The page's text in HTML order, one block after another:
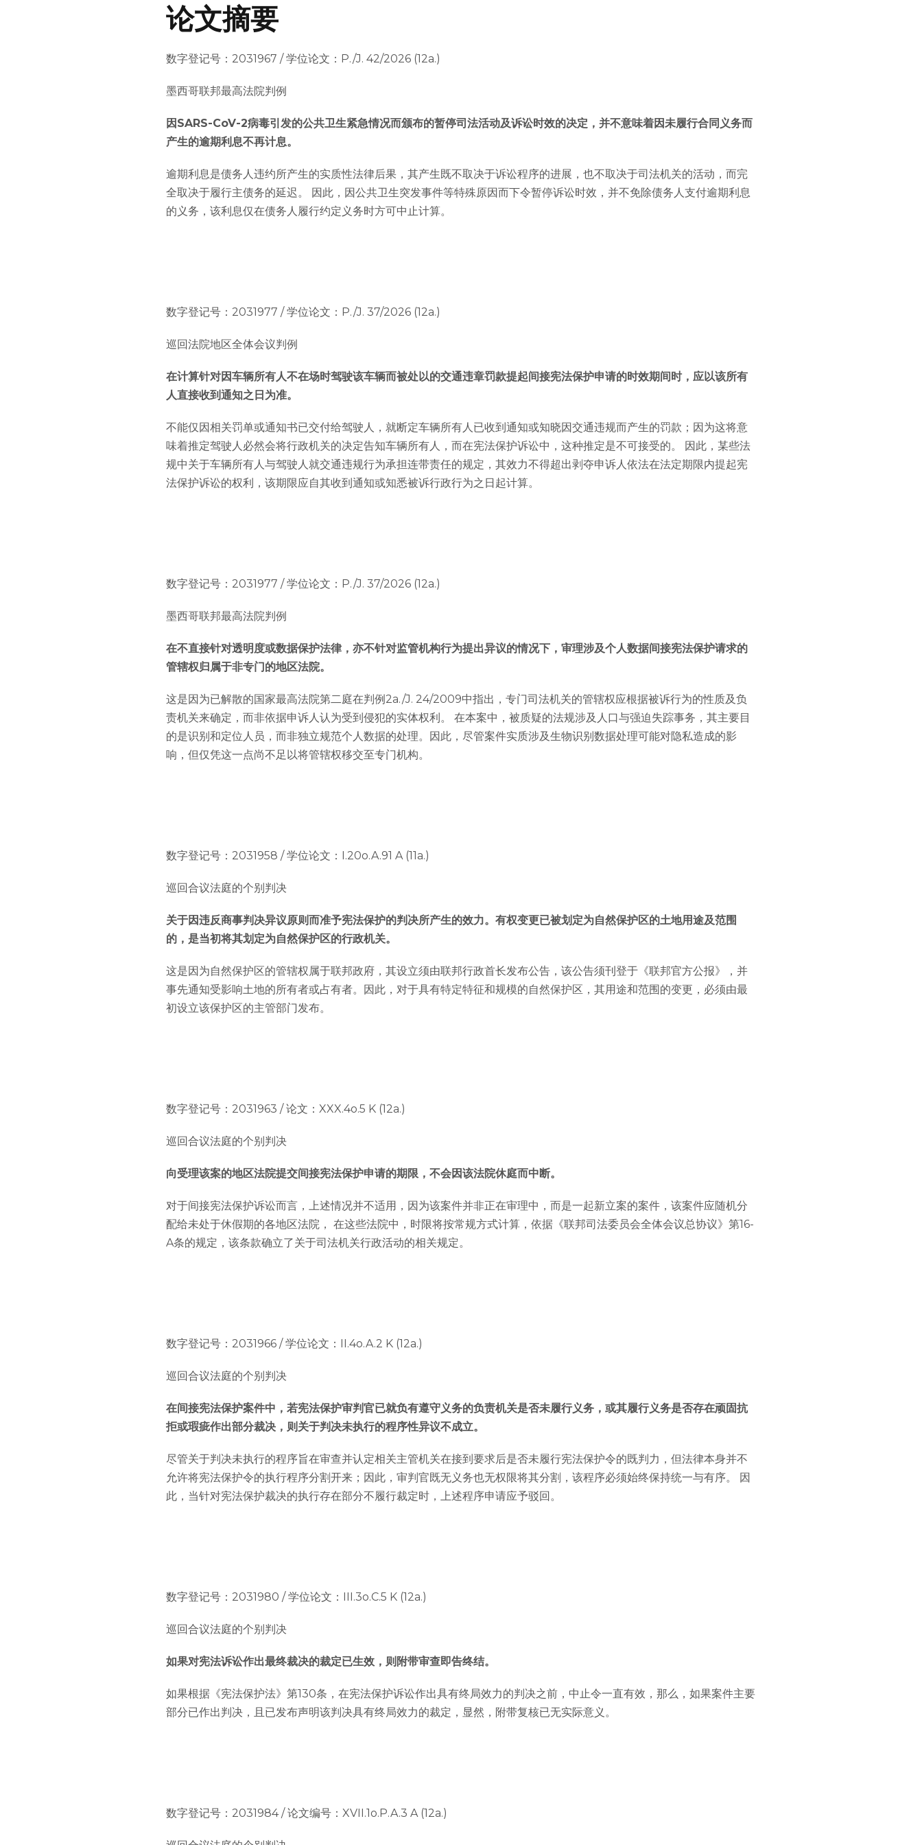
论文摘要
数字登记号：2031967 / 学位论文：P./J. 42/2026 (12a.)
墨西哥联邦最高法院判例
因SARS-CoV-2病毒引发的公共卫生紧急情况而颁布的暂停司法活动及诉讼时效的决定，并不意味着因未履行合同义务而
产生的逾期利息不再计息。
逾期利息是债务人违约所产生的实质性法律后果，其产生既不取决于诉讼程序的进展，也不取决于司法机关的活动，而完
全取决于履行主债务的延迟。 因此，因公共卫生突发事件等特殊原因而下令暂停诉讼时效，并不免除债务人支付逾期利息
的义务，该利息仅在债务人履行约定义务时方可中止计算。
数字登记号：2031977 / 学位论文：P./J. 37/2026 (12a.)
巡回法院地区全体会议判例
在计算针对因车辆所有人不在场时驾驶该车辆而被处以的交通违章罚款提起间接宪法保护申请的时效期间时，应以该所有
人直接收到通知之日为准。
不能仅因相关罚单或通知书已交付给驾驶人，就断定车辆所有人已收到通知或知晓因交通违规而产生的罚款；因为这将意
味着推定驾驶人必然会将行政机关的决定告知车辆所有人，而在宪法保护诉讼中，这种推定是不可接受的。 因此，某些法
规中关于车辆所有人与驾驶人就交通违规行为承担连带责任的规定，其效力不得超出剥夺申诉人依法在法定期限内提起宪
法保护诉讼的权利，该期限应自其收到通知或知悉被诉行政行为之日起计算。
数字登记号：2031977 / 学位论文：P./J. 37/2026 (12a.)
墨西哥联邦最高法院判例
在不直接针对透明度或数据保护法律，亦不针对监管机构行为提出异议的情况下，审理涉及个人数据间接宪法保护请求的
管辖权归属于非专门的地区法院。
这是因为已解散的国家最高法院第二庭在判例2a./J. 24/2009中指出，专门司法机关的管辖权应根据被诉行为的性质及负
责机关来确定，而非依据申诉人认为受到侵犯的实体权利。 在本案中，被质疑的法规涉及人口与强迫失踪事务，其主要目
的是识别和定位人员，而非独立规范个人数据的处理。因此，尽管案件实质涉及生物识别数据处理可能对隐私造成的影
响，但仅凭这一点尚不足以将管辖权移交至专门机构。
数字登记号：2031958 / 学位论文：I.20o.A.91 A (11a.)
巡回合议法庭的个别判决
关于因违反商事判决异议原则而准予宪法保护的判决所产生的效力。有权变更已被划定为自然保护区的土地用途及范围
的，是当初将其划定为自然保护区的行政机关。
这是因为自然保护区的管辖权属于联邦政府，其设立须由联邦行政首长发布公告，该公告须刊登于《联邦官方公报》，并
事先通知受影响土地的所有者或占有者。因此，对于具有特定特征和规模的自然保护区，其用途和范围的变更，必须由最
初设立该保护区的主管部门发布。
数字登记号：2031963 / 论文：XXX.4o.5 K (12a.)
巡回合议法庭的个别判决
向受理该案的地区法院提交间接宪法保护申请的期限，不会因该法院休庭而中断。
对于间接宪法保护诉讼而言，上述情况并不适用，因为该案件并非正在审理中，而是一起新立案的案件，该案件应随机分
配给未处于休假期的各地区法院， 在这些法院中，时限将按常规方式计算，依据《联邦司法委员会全体会议总协议》第16-
A条的规定，该条款确立了关于司法机关行政活动的相关规定。
数字登记号：2031966 / 学位论文：II.4o.A.2 K (12a.)
巡回合议法庭的个别判决
在间接宪法保护案件中，若宪法保护审判官已就负有遵守义务的负责机关是否未履行义务，或其履行义务是否存在顽固抗
拒或瑕疵作出部分裁决，则关于判决未执行的程序性异议不成立。
尽管关于判决未执行的程序旨在审查并认定相关主管机关在接到要求后是否未履行宪法保护令的既判力，但法律本身并不
允许将宪法保护令的执行程序分割开来；因此，审判官既无义务也无权限将其分割，该程序必须始终保持统一与有序。 因
此，当针对宪法保护裁决的执行存在部分不履行裁定时，上述程序申请应予驳回。
数字登记号：2031980 / 学位论文：III.3o.C.5 K (12a.)
巡回合议法庭的个别判决
如果对宪法诉讼作出最终裁决的裁定已生效，则附带审查即告终结。
如果根据《宪法保护法》第130条，在宪法保护诉讼作出具有终局效力的判决之前，中止令一直有效，那么，如果案件主要
部分已作出判决，且已发布声明该判决具有终局效力的裁定，显然，附带复核已无实际意义。
数字登记号：2031984 / 论文编号：XVII.1o.P.A.3 A (12a.)